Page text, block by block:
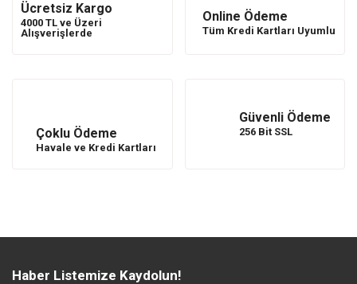
Ücretsiz Kargo
4000 TL ve Üzeri
Alışverişlerde
Online Ödeme
Tüm Kredi Kartları Uyumlu
Çoklu Ödeme
Havale ve Kredi Kartları
Güvenli Ödeme
256 Bit SSL
Haber Listemize Kaydolun!